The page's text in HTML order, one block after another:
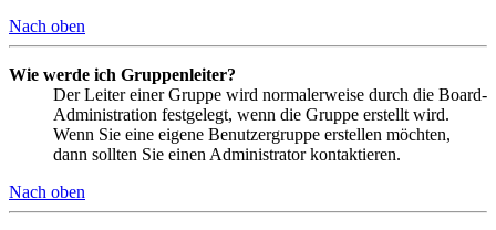
Nach oben
Wie werde ich Gruppenleiter?
Der Leiter einer Gruppe wird normalerweise durch die Board-
Administration festgelegt, wenn die Gruppe erstellt wird.
Wenn Sie eine eigene Benutzergruppe erstellen möchten,
dann sollten Sie einen Administrator kontaktieren.
Nach oben